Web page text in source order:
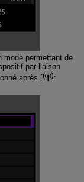
mode permettant de
par liaison
après [
: